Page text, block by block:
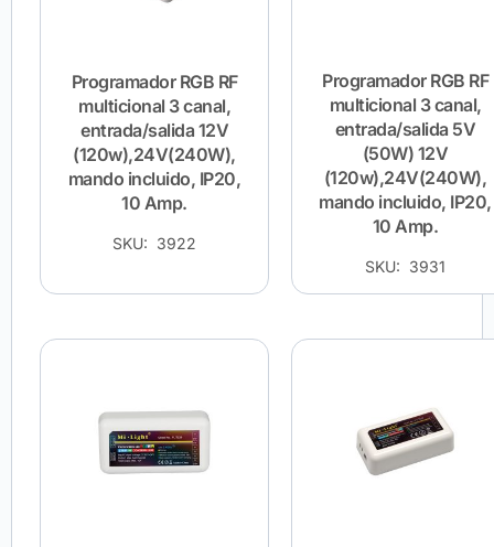
Programador RGB RF
multicional 3 canal,
entrada/salida 12V
(120w),24V(240W),
mando incluido, IP20,
10 Amp.
SKU: 3922
Programador RGB RF
multicional 3 canal,
entrada/salida 5V
(50W) 12V
(120w),24V(240W),
mando incluido, IP20,
10 Amp.
SKU: 3931